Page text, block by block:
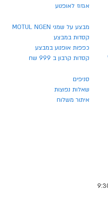
אגזוז לאופנוע
מבצע על שמני MOTUL NGEN
קסדות במבצע
כפפות אופנוע במבצע
קסדות קרבון ב 999 שח
סניפים
שאלות נפוצות
איתור משלוח